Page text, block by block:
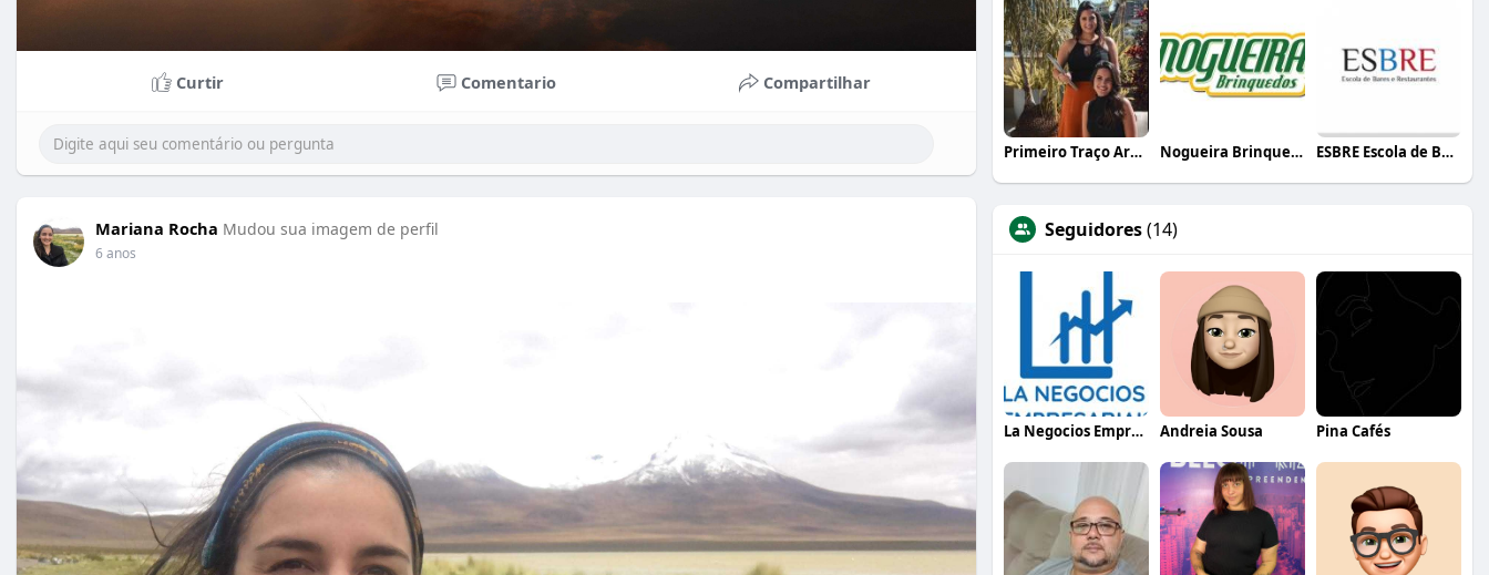
Curtir Comentario Compartilhar
Mariana Rocha Mudou sua imagem de perfil
6 anos
Primeiro Traço Arquitetura Nogueira Brinquedos ESBRE Escola de Bares e Restaurantes
Seguidores(14)
La Negocios Empresariais Andreia Sousa Pina Cafés